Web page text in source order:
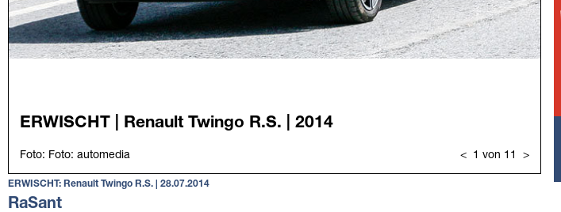
ERWISCHT: Renault Twingo R.S. | 28.07.2014
RaSant